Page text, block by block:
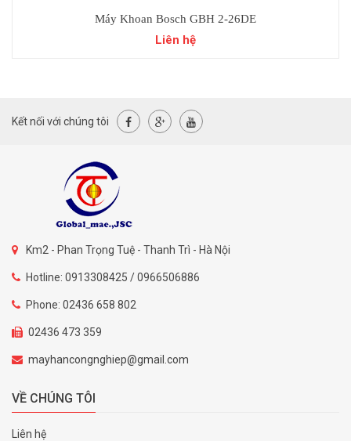
Máy Khoan Bosch GBH 2-26DE
Liên hệ
Kết nối với chúng tôi
Km2 - Phan Trọng Tuệ - Thanh Trì - Hà Nội
Hotline: 0913308425 / 0966506886
Phone: 02436 658 802
02436 473 359
mayhancongnghiep@gmail.com
VỀ CHÚNG TÔI
Liên hệ